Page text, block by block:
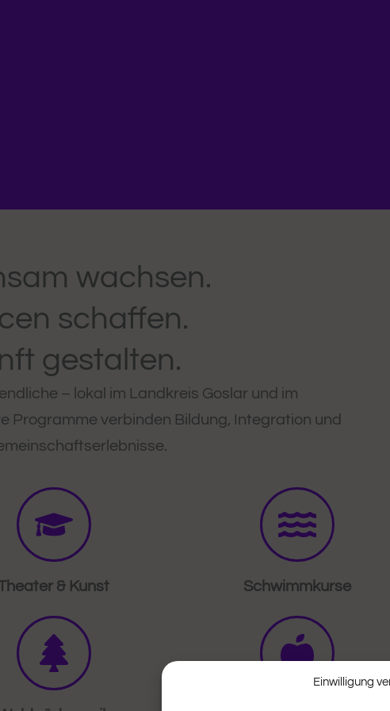
Einwilligung
wachsen.
schaffen.
gestalten.
– lokal im Landkreis Goslar und im
Programme verbinden Bildung, Integration und
& Kunst Schwimmkurse